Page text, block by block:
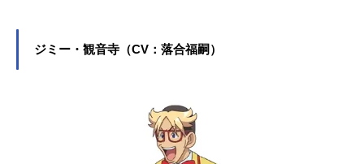
ジミー・観音寺（CV：落合福嗣）